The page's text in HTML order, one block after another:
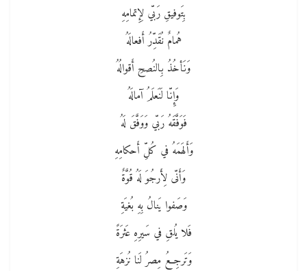
بِتَوفيقِ رَبّي لِإِتمامِهِ
هُمامٌ نُقَدِّرُ أَفعالَهُ
وَنَأخُذُ بِالنُصحِ أَقوالُهُ
وَإِنّا لَنَعلَمُ آمالَهُ
فَوَفَّقَهُ رَبّي وَوَفَّقَ لَهُ
وَأَلهَمَهُ في كُلِّ أَحكامِهِ
وَأَنّى لِأَرجُوَ لَهُ قُوَّةٌ
وَصَفوا يَنالُ بِهِ بُغيَةِ
فَلا يُلقِ في سَيرِهِ عَثرَةً
وَتَرجِعُ مِصرُ لَنا نُزهَةِ